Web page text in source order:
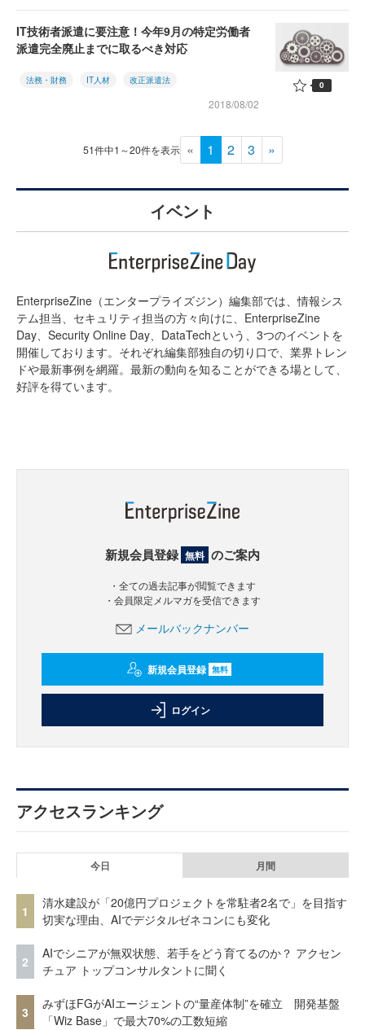
IT技術者派遣に要注意！今年9月の特定労働者
派遣完全廃止までに取るべき対応
法務・財務 IT人材 改正派遣法
2018/08/02
0
51件中1～20件を表示 « 1 2 3 »
イベント
EnterpriseZine（エンタープライズジン）編集部では、情報シス
テム担当、セキュリティ担当の方々向けに、EnterpriseZine
Day、Security Online Day、DataTechという、3つのイベントを
開催しております。それぞれ編集部独自の切り口で、業界トレン
ドや最新事例を網羅。最新の動向を知ることができる場として、
好評を得ています。
新規会員登録 無料 のご案内
・全ての過去記事が閲覧できます
・会員限定メルマガを受信できます
メールバックナンバー
新規会員登録 無料
ログイン
アクセスランキング
今日 月間
1
清水建設が「20億円プロジェクトを常駐者2名で」を目指す
切実な理由、AIでデジタルゼネコンにも変化
2
AIでシニアが無双状態、若手をどう育てるのか？ アクセン
チュア トップコンサルタントに聞く
3
みずほFGがAIエージェントの“量産体制”を確立 開発基盤
「Wiz Base」で最大70%の工数短縮